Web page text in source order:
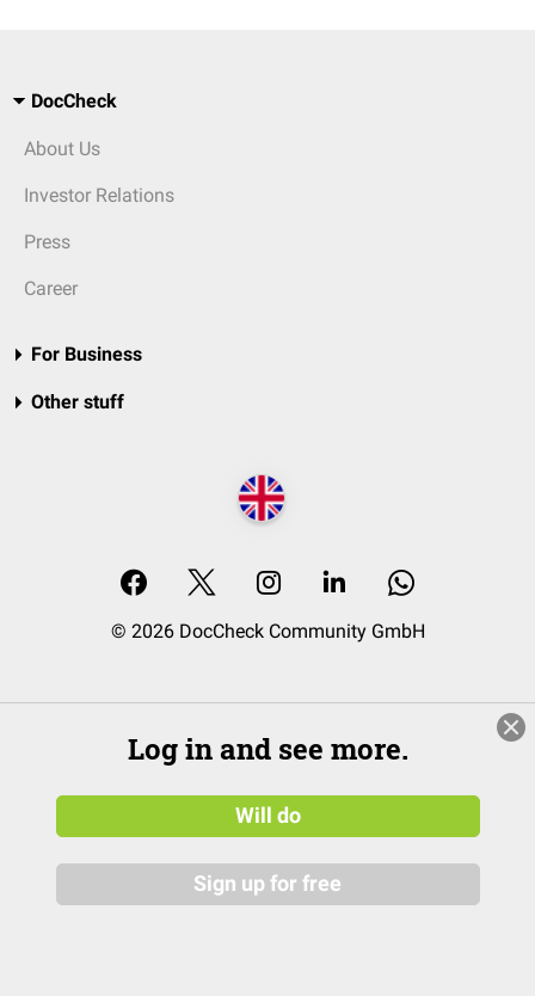
DocCheck
About Us
Investor Relations
Press
Career
For Business
Other stuff
© 2026 DocCheck Community GmbH
Log in and see more.
Will do
Sign up for free